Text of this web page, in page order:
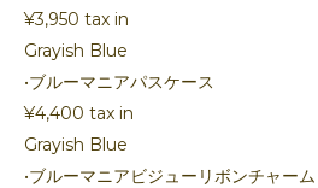
¥3,950 tax in
Grayish Blue
•ブルーマニアパスケース
¥4,400 tax in
Grayish Blue
•ブルーマニアビジューリボンチャーム